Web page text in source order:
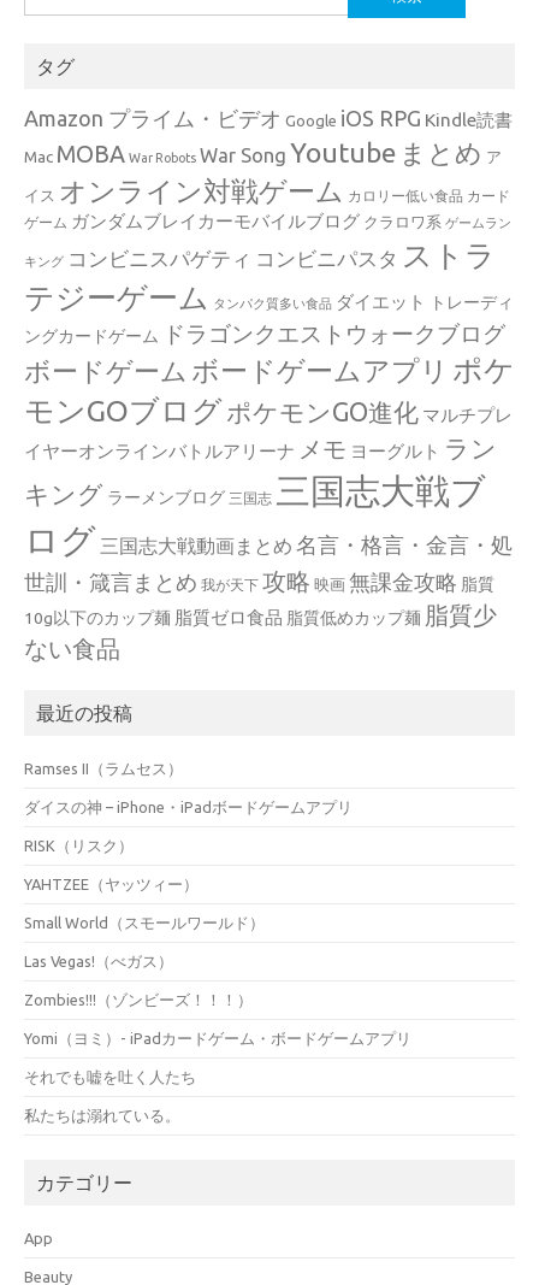
索:
タグ
Amazon プライム・ビデオ Google iOS RPG Kindle読書
Mac MOBA War Robots War Song Youtube まとめ ア
イス オンライン対戦ゲーム カロリー低い食品 カード
ゲーム ガンダムブレイカーモバイルブログ クラロワ系 ゲームラン
キング コンビニスパゲティ コンビニパスタ ストラ
テジーゲーム
タンパク質多い食品 ダイエット
トレーディ
ングカードゲーム
ドラゴンクエストウォークブログ
ボードゲーム ボードゲームアプリ ポケ
モンGOブログ ポケモンGO進化 マルチプレ
イヤーオンラインバトルアリーナ メモ ヨーグルト ラン
キング ラーメンブログ 三国志 三国志大戦ブ
ログ 三国志大戦動画まとめ 名言・格言・金言・処
世訓・箴言まとめ 我が天下 攻略 映画 無課金攻略 脂質
10g以下のカップ麺 脂質ゼロ食品 脂質低めカップ麺 脂質少
ない食品
最近の投稿
Ramses II（ラムセス）
ダイスの神 – iPhone・iPadボードゲームアプリ
RISK（リスク）
YAHTZEE（ヤッツィー）
Small World（スモールワールド）
Las Vegas!（べガス）
Zombies!!!（ゾンビーズ！！！）
Yomi（ヨミ）- iPadカードゲーム・ボードゲームアプリ
それでも嘘を吐く人たち
私たちは溺れている。
カテゴリー
App
Beauty